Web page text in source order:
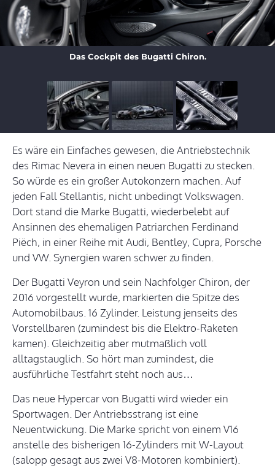
Das Cockpit des Bugatti Chiron.
Es wäre ein Einfaches gewesen, die Antriebstechnik
des Rimac Nevera in einen neuen Bugatti zu stecken.
So würde es ein großer Autokonzern machen. Auf
jeden Fall Stellantis, nicht unbedingt Volkswagen.
Dort stand die Marke Bugatti, wiederbelebt auf
Ansinnen des ehemaligen Patriarchen Ferdinand
Piëch, in einer Reihe mit Audi, Bentley, Cupra, Porsche
und VW. Synergien waren schwer zu finden.
Der Bugatti Veyron und sein Nachfolger Chiron, der
2016 vorgestellt wurde, markierten die Spitze des
Automobilbaus. 16 Zylinder. Leistung jenseits des
Vorstellbaren (zumindest bis die Elektro-Raketen
kamen). Gleichzeitig aber mutmaßlich voll
alltagstauglich. So hört man zumindest, die
ausführliche Testfahrt steht noch aus…
Das neue Hypercar von Bugatti wird wieder ein
Sportwagen. Der Antriebsstrang ist eine
Neuentwickung. Die Marke spricht von einem V16
anstelle des bisherigen 16-Zylinders mit W-Layout
(salopp gesagt aus zwei V8-Motoren kombiniert).